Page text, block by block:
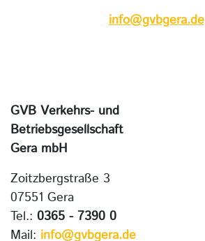
info@gvbgera.de
GVB Verkehrs- und
Betriebsgesellschaft
Gera mbH
Zoitzbergstraße 3
07551 Gera
Tel.: 0365 - 7390 0
Mail: info@gvbgera.de